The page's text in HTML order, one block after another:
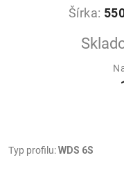
Šírka:
Typ profilu:WDS 6S